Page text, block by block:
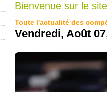
Bienvenue sur le
Toute l'actualité des
Vendredi, Août